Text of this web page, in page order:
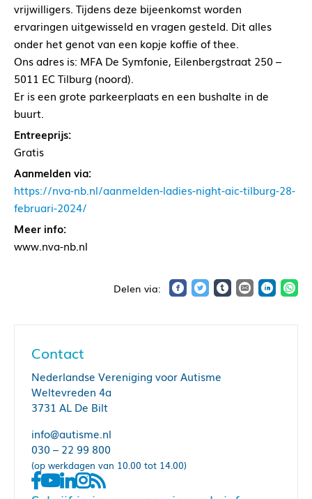
vrijwilligers. Tijdens deze bijeenkomst worden
ervaringen uitgewisseld en vragen gesteld. Dit alles
onder het genot van een kopje koffie of thee.
Ons adres is: MFA De Symfonie, Eilenbergstraat 250 –
5011 EC Tilburg (noord).
Er is een grote parkeerplaats en een bushalte in de
buurt.
Entreeprijs:
Gratis
Aanmelden via:
https://nva-nb.nl/aanmelden-ladies-night-aic-tilburg-28-
februari-2024/
Meer info:
www.nva-nb.nl
Contact
Nederlandse Vereniging voor Autisme
Weltevreden 4a
3731 AL De Bilt
info@autisme.nl
030 – 22 99 800
(op werkdagen van 10.00 tot 14.00)